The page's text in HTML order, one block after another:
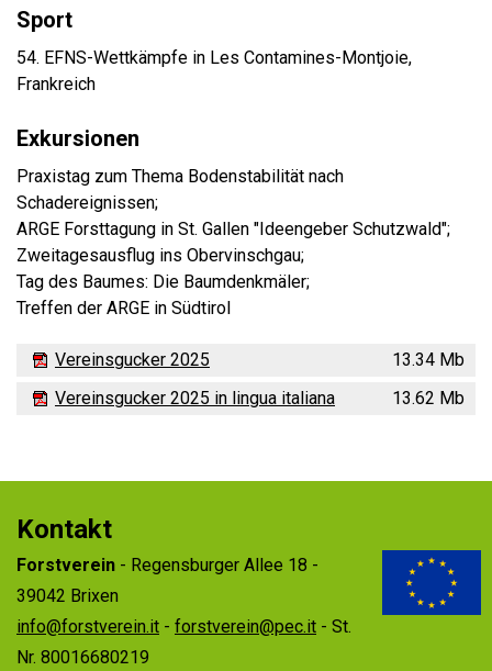
Sport
54. EFNS-Wettkämpfe in Les Contamines-Montjoie,
Frankreich
Exkursionen
Praxistag zum Thema Bodenstabilität nach
Schadereignissen;
ARGE Forsttagung in St. Gallen "Ideengeber Schutzwald";
Zweitagesausflug ins Obervinschgau;
Tag des Baumes: Die Baumdenkmäler;
Treffen der ARGE in Südtirol
Vereinsgucker 2025
13.34 Mb
Vereinsgucker 2025 in lingua italiana
13.62 Mb
Kontakt
Forstverein - Regensburger Allee 18 -
39042 Brixen
info@forstverein.it - forstverein@pec.it - St.
Nr. 80016680219